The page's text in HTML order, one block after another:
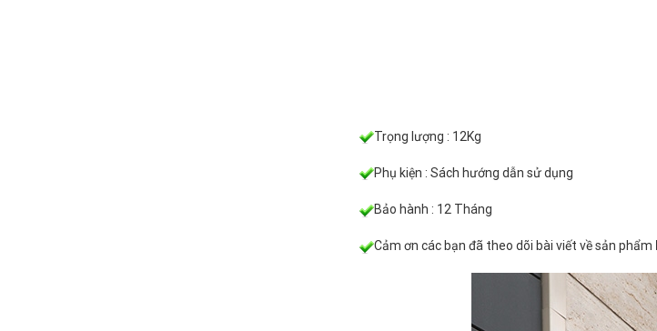
Trọng lượng : 12Kg
Phụ kiện : Sách hướng dẫn sử dụng
Bảo hành : 12 Tháng
Cảm ơn các bạn đã theo dõi bài viết về sản phẩm